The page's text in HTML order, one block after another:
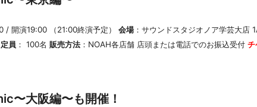
/ 開演19:00 （21:00終演予定） 会場：サウンドスタジオノア学芸大店
定員 ： 100名 販売方法：NOAH各店舗 店頭または電話でのお振込受付 チ
〜大阪編〜も開催！